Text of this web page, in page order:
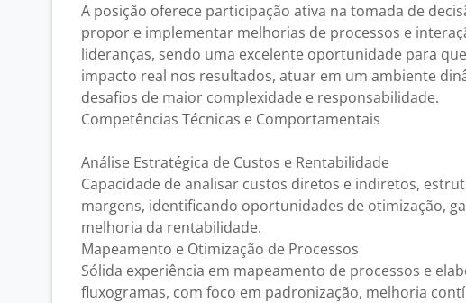
A posição oferece participação ativa na tomada de
propor e implementar melhorias de processos e
lideranças, sendo uma excelente oportunidade para
impacto real nos resultados, atuar em um ambiente
desafios de maior complexidade e responsabilidade.
Competências Técnicas e Comportamentais
Análise Estratégica de Custos e Rentabilidade
Capacidade de analisar custos diretos e indiretos,
margens, identificando oportunidades de otimização,
melhoria da rentabilidade.
Mapeamento e Otimização de Processos
Sólida experiência em mapeamento de processos e
fluxogramas, com foco em padronização, melhoria